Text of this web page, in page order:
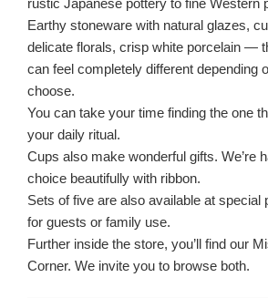
ヤ
ー
rustic Japanese pottery to fine Western
Earthy stoneware with natural glazes,
delicate florals, crisp white porcelain —
can feel completely different depending
choose.
You can take your time finding the one
your daily ritual.
Cups also make wonderful gifts. We’re
choice beautifully with ribbon.
Sets of five are also available at
for guests or family use.
Further inside the store, you’ll find our
Corner. We invite you to browse both.